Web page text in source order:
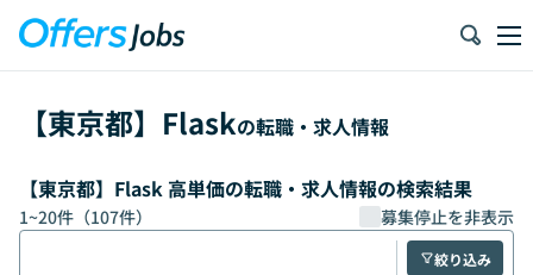
【東京都】 Flaskの転職・求人情報
【東京都】Flask 高単価の転職・求人情報の検索結果
1~20件（107件） 募集停止を非表示
絞り込み